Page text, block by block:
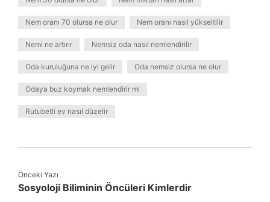
Nem oranı 70 olursa ne olur Nem oranı nasıl yükseltilir
Nemi ne artırır Nemsiz oda nasıl nemlendirilir
Oda kuruluğuna ne iyi gelir Oda nemsiz olursa ne olur
Odaya buz koymak nemlendirir mi
Rutubetli ev nasıl düzelir
Önceki Yazı
Sosyoloji Biliminin Öncüleri Kimlerdir